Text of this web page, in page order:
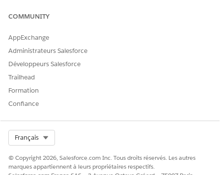
REMARQUESi vous envisagez de cloner le flux, assurez-
Enregistrez vos modifications et activez le flux.
CET ARTICLE A-T-IL RÉSOLU VOTRE PROBLÈME ?
Dites-nous ce que nous pouvons améliorer !
Oui Non
COMMUNITY
AppExchange
Administrateurs Salesforce
Développeurs Salesforce
Trailhead
Formation
Confiance
Français
© Copyright 2026, Salesforce.com Inc. Tous droits réservés. Les autres
marques appartiennent à leurs propriétaires respectifs.